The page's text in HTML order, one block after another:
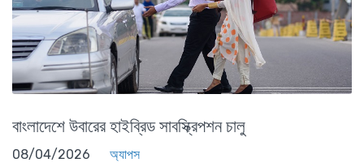
বাংলাদেশে উবারের হাইব্রিড সাবস্ক্রিপশন চালু
08/04/2026 অ্যাপস